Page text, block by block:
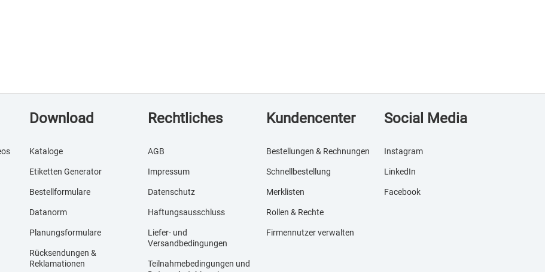
Download
Kataloge
Etiketten Generator
Bestellformulare
Datanorm
Planungsformulare
Rücksendungen &
Reklamationen
Rechtliches
AGB
Impressum
Datenschutz
Haftungsausschluss
Liefer- und
Versandbedingungen
Teilnahmebedingungen und
Kundencenter
Bestellungen & Rechnungen
Schnellbestellung
Merklisten
Rollen & Rechte
Firmennutzer verwalten
Social Media
Instagram
LinkedIn
Facebook